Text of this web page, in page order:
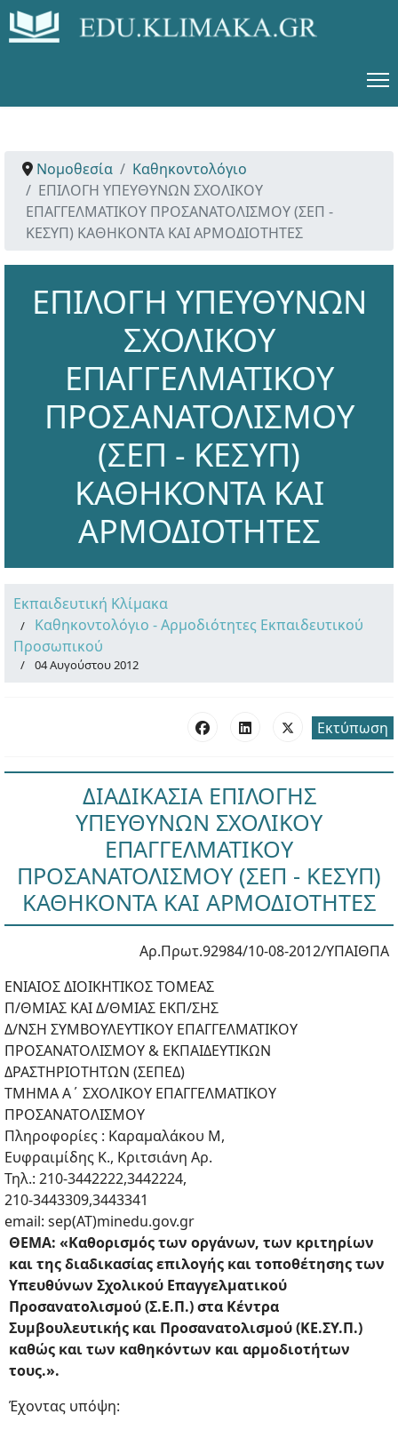
Νομοθεσία
Καθηκοντολόγιο
ΕΠΙΛΟΓΗ ΥΠΕΥΘΥΝΩΝ ΣΧΟΛΙΚΟΥ
ΕΠΑΓΓΕΛΜΑΤΙΚΟΥ ΠΡΟΣΑΝΑΤΟΛΙΣΜΟΥ (ΣΕΠ -
ΚΕΣΥΠ) ΚΑΘΗΚΟΝΤΑ ΚΑΙ ΑΡΜΟΔΙΟΤΗΤΕΣ
ΕΠΙΛΟΓΗ ΥΠΕΥΘΥΝΩΝ
ΣΧΟΛΙΚΟΥ
ΕΠΑΓΓΕΛΜΑΤΙΚΟΥ
ΠΡΟΣΑΝΑΤΟΛΙΣΜΟΥ
(ΣΕΠ - ΚΕΣΥΠ)
ΚΑΘΗΚΟΝΤΑ ΚΑΙ
ΑΡΜΟΔΙΟΤΗΤΕΣ
Εκπαιδευτική Κλίμακα
Καθηκοντολόγιο - Αρμοδιότητες Εκπαιδευτικού
Προσωπικού
04 Αυγούστου 2012
Εκτύπωση
ΔΙΑΔΙΚΑΣΙΑ ΕΠΙΛΟΓΗΣ
ΥΠΕΥΘΥΝΩΝ ΣΧΟΛΙΚΟΥ
ΕΠΑΓΓΕΛΜΑΤΙΚΟΥ
ΠΡΟΣΑΝΑΤΟΛΙΣΜΟΥ (ΣΕΠ - ΚΕΣΥΠ)
ΚΑΘΗΚΟΝΤΑ ΚΑΙ ΑΡΜΟΔΙΟΤΗΤΕΣ
Αρ.Πρωτ.92984/10-08-2012/ΥΠΑΙΘΠΑ
ΕΝΙΑΙΟΣ ΔΙΟΙΚΗΤΙΚΟΣ ΤΟΜΕΑΣ
Π/ΘΜΙΑΣ ΚΑΙ Δ/ΘΜΙΑΣ ΕΚΠ/ΣΗΣ
Δ/ΝΣΗ ΣΥΜΒΟΥΛΕΥΤΙΚΟΥ ΕΠΑΓΓΕΛΜΑΤΙΚΟΥ
ΠΡΟΣΑΝΑΤΟΛΙΣΜΟΥ & ΕΚΠΑΙΔΕΥΤΙΚΩΝ
ΔΡΑΣΤΗΡΙΟΤΗΤΩΝ (ΣΕΠΕΔ)
ΤΜΗΜΑ Α΄ ΣΧΟΛΙΚΟΥ ΕΠΑΓΓΕΛΜΑΤΙΚΟΥ
ΠΡΟΣΑΝΑΤΟΛΙΣΜΟΥ
Πληροφορίες : Καραμαλάκου Μ,
Ευφραιμίδης Κ., Κριτσιάνη Αρ.
Τηλ.: 210-3442222,3442224,
210-3443309,3443341
email: sep(ΑΤ)minedu.gov.gr
ΘΕΜΑ: «Καθορισμός των οργάνων, των κριτηρίων
και της διαδικασίας επιλογής και τοποθέτησης των
Υπευθύνων Σχολικού Επαγγελματικού
Προσανατολισμού (Σ.Ε.Π.) στα Κέντρα
Συμβουλευτικής και Προσανατολισμού (ΚΕ.ΣΥ.Π.)
καθώς και των καθηκόντων και αρμοδιοτήτων
τους.».
Έχοντας υπόψη: